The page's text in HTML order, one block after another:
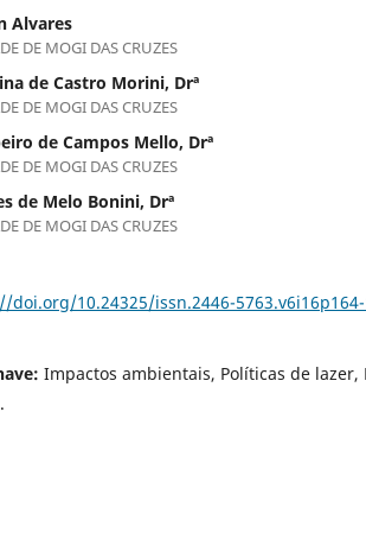
Alvares
DE MOGI DAS CRUZES
de Castro Morini, Drª
DE MOGI DAS CRUZES
de Campos Mello, Drª
DE MOGI DAS CRUZES
de Melo Bonini, Drª
DE MOGI DAS CRUZES
doi.org/10.24325/issn.2446-
Impactos ambientais, Políticas de lazer,